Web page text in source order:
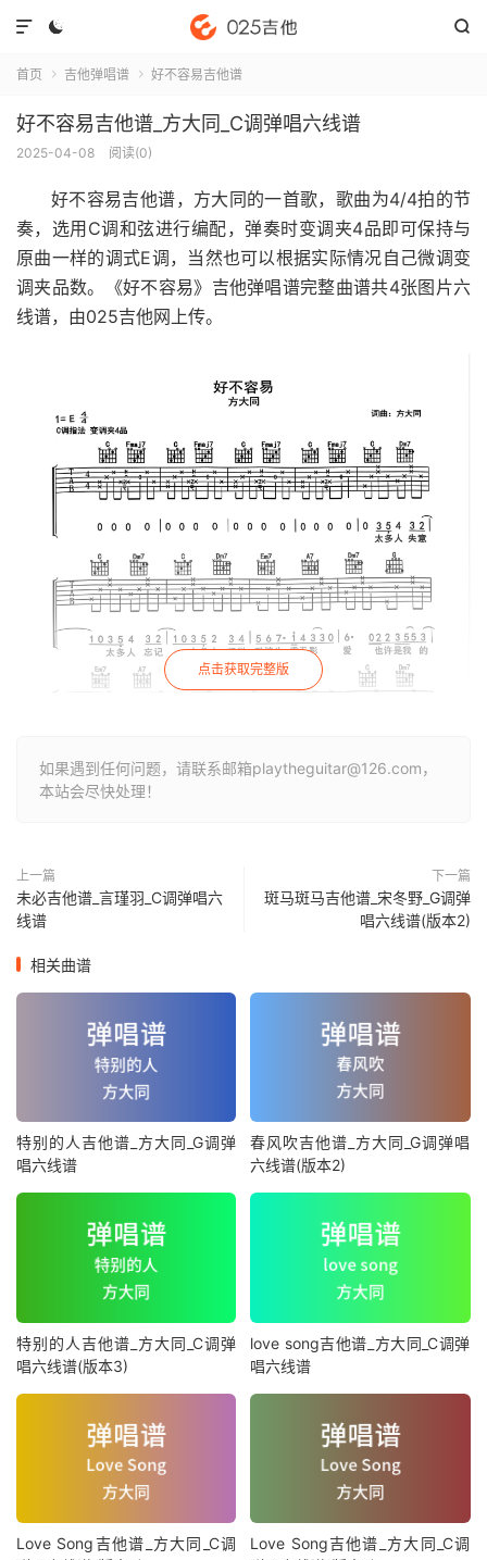
 

首页  吉他弹唱谱  好不容易吉他谱
好不容易吉他谱_方大同_C调弹唱六线谱
2025-04-08 阅读(0)
好不容易吉他谱，方大同的一首歌，歌曲为4/4拍的节
奏，选用C调和弦进行编配，弹奏时变调夹4品即可保持与
原曲一样的调式E调，当然也可以根据实际情况自己微调变
调夹品数。《好不容易》吉他弹唱谱完整曲谱共4张图片六
线谱，由025吉他网上传。
点击获取完整版
如果遇到任何问题，请联系邮箱playtheguitar@126.com，
本站会尽快处理！
上一篇
未必吉他谱_言瑾羽_C调弹唱六
线谱
下一篇
斑马斑马吉他谱_宋冬野_G调弹
唱六线谱(版本2)
相关曲谱
特别的人吉他谱_方大同_G调弹
唱六线谱
春风吹吉他谱_方大同_G调弹唱
六线谱(版本2)
特别的人吉他谱_方大同_C调弹
唱六线谱(版本3)
love song吉他谱_方大同_C调弹
唱六线谱
Love Song吉他谱_方大同_C调
Love Song吉他谱_方大同_C调